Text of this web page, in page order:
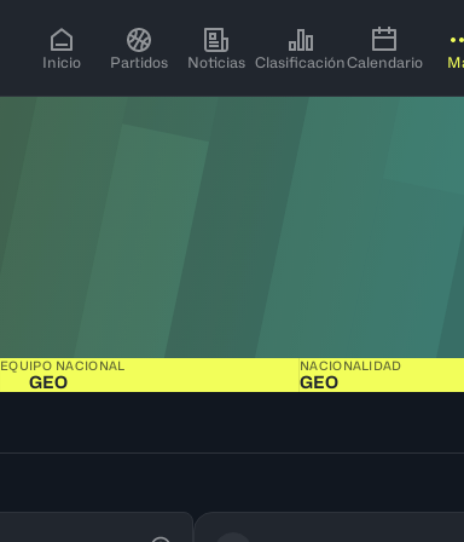
Inicio Partidos Noticias ClasificaciónCalendario
EQUIPO NACIONAL
GEO
NACIONALIDAD
GEO